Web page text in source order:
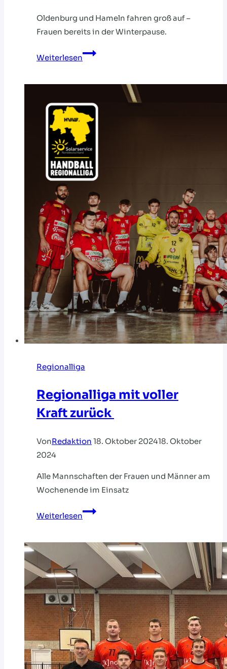
Oldenburg und Hameln fahren groß auf –
Frauen bereits in der Winterpause.
Weiterlesen
Regionalliga:
besonderem
Hallenflair
Regionalliga
Regionalliga mit voller
Kraft zurück
VonRedaktion 18. Oktober 202418. Oktober
2024
Alle Mannschaften der Frauen und Männer am
Wochenende im Einsatz
Weiterlesen
Regionalliga
Kraft
zurück